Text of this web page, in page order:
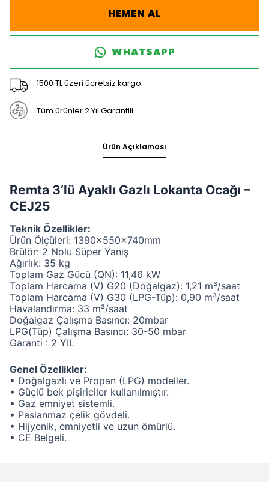
HEMEN AL
WHATSAPP
1500 TL üzeri ücretsiz kargo
Tüm ürünler 2 Yıl Garantili
Ürün Açıklaması
Remta 3’lü Ayaklı Gazlı Lokanta Ocağı –
CEJ25
Teknik Özellikler:
Ürün Ölçüleri: 1390x550x740mm
Brülör: 2 Nolu Süper Yanış
Ağırlık: 35 kg
Toplam Gaz Gücü (QN): 11,46 kW
Toplam Harcama (V) G20 (Doğalgaz): 1,21 m³/saat
Toplam Harcama (V) G30 (LPG-Tüp): 0,90 m³/saat
Havalandırma: 33 m³/saat
Doğalgaz Çalışma Basıncı: 20mbar
LPG(Tüp) Çalışma Basıncı: 30-50 mbar
Garanti : 2 YIL
Genel Özellikler:
• Doğalgazlı ve Propan (LPG) modeller.
• Güçlü bek pişiriciler kullanılmıştır.
• Gaz emniyet sistemli.
• Paslanmaz çelik gövdeli.
• Hijyenik, emniyetli ve uzun ömürlü.
• CE Belgeli.